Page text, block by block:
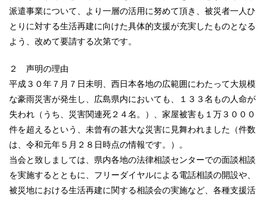
派遣事業について、より一層の活用に努めて頂き、被災者一人ひ
とりに対する生活再建に向けた具体的支援が充実したものとなる
よう、改めて要請する次第です。
２ 声明の理由
平成３０年７月７日未明、西日本各地の広範囲にわたって大規模
な豪雨災害が発生し、広島県内においても、１３３名もの人命が
失われ（うち、災害関連死２４名。）、家屋被害も１万３０００
件を超えるという、未曾有の甚大な災害に見舞われました（件数
は、令和元年５月２８日時点の情報です。）。
当会と致しましては、県内各地の法律相談センターでの面談相談
を実施するとともに、フリーダイヤルによる電話相談の開設や、
被災地における生活再建に関する相談会の実施など、各種支援活